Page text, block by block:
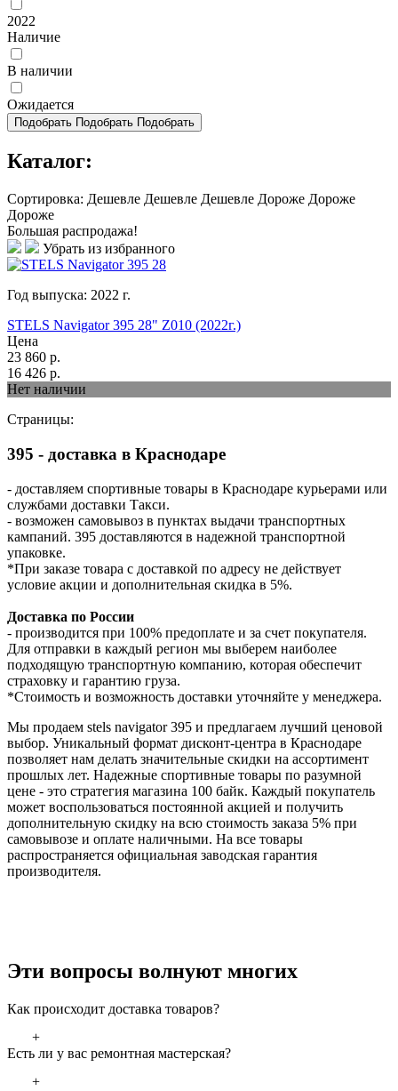
2022
Наличие
В наличии
Ожидается
Подобрать Подобрать Подобрать
Каталог:
Сортировка: Дешевле Дешевле Дешевле Дороже Дороже
Дороже
Большая распродажа!
Убрать из избранного
Год выпуска: 2022 г.
STELS Navigator 395 28" Z010 (2022г.)
Цена
23 860 р.
16 426 р.
Нет наличии
Страницы:
395 - доставка в Краснодаре
- доставляем спортивные товары в Краснодаре курьерами или
службами доставки Такси.
- возможен самовывоз в пунктах выдачи транспортных
кампаний. 395 доставляются в надежной транспортной
упаковке.
*При заказе товара с доставкой по адресу не действует
условие акции и дополнительная скидка в 5%.
Доставка по России
- производится при 100% предоплате и за счет покупателя.
Для отправки в каждый регион мы выберем наиболее
подходящую транспортную компанию, которая обеспечит
страховку и гарантию груза.
*Стоимость и возможность доставки уточняйте у менеджера.
Мы продаем stels navigator 395 и предлагаем лучший ценовой
выбор. Уникальный формат дисконт-центра в Краснодаре
позволяет нам делать значительные скидки на ассортимент
прошлых лет. Надежные спортивные товары по разумной
цене - это стратегия магазина 100 байк. Каждый покупатель
может воспользоваться постоянной акцией и получить
дополнительную скидку на всю стоимость заказа 5% при
самовывозе и оплате наличными. На все товары
распространяется официальная заводская гарантия
производителя.
Эти вопросы волнуют многих
Как происходит доставка товаров?
+
Есть ли у вас ремонтная мастерская?
+